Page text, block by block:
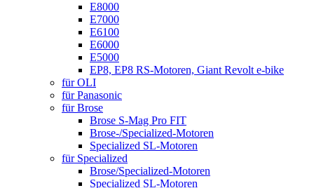
E8000
E7000
E6100
E6000
E5000
EP8, EP8 RS-Motoren, Giant Revolt e-bike
für OLI
für Panasonic
für Brose
Brose S-Mag Pro FIT
Brose-/Specialized-Motoren
Specialized SL-Motoren
für Specialized
Brose/Specialized-Motoren
Specialized SL-Motoren